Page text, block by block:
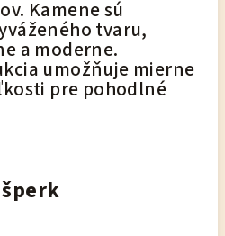
Kamene sú
tvaru,
a moderne.
umožňuje mierne
pre pohodlné